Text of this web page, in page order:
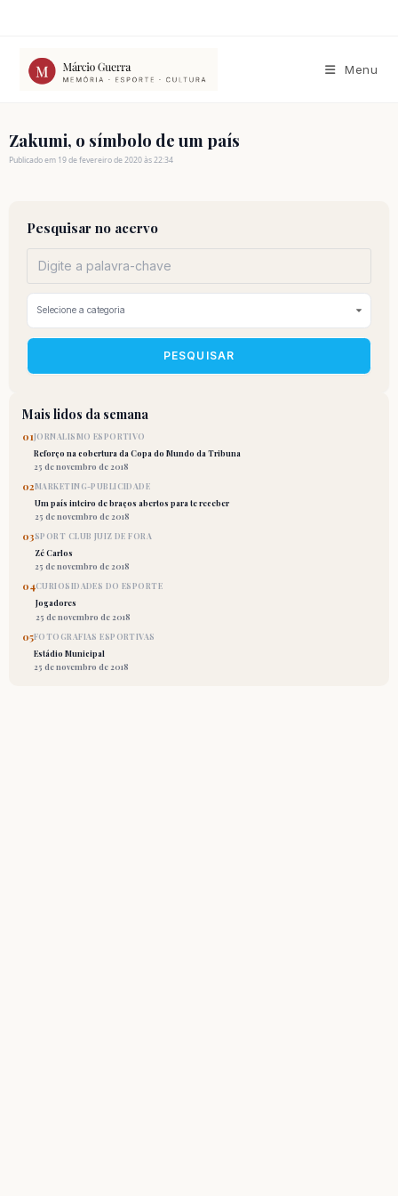
conteúdo
Menu
Zakumi, o símbolo de um país
Publicado em 19 de fevereiro de 2020 às 22:34
Pesquisar no acervo
PESQUISAR
Mais lidos da semana
01JORNALISMO ESPORTIVO
Reforço na cobertura da Copa do Mundo da Tribuna
25 de novembro de 2018
02MARKETING-PUBLICIDADE
Um país inteiro de braços abertos para te receber
25 de novembro de 2018
03SPORT CLUB JUIZ DE FORA
Zé Carlos
25 de novembro de 2018
04CURIOSIDADES DO ESPORTE
Jogadores
25 de novembro de 2018
05FOTOGRAFIAS ESPORTIVAS
Estádio Municipal
25 de novembro de 2018